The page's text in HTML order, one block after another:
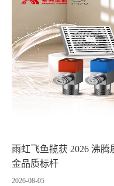
雨虹飞鱼揽获 2026 沸
金品质标杆
2026-08-05